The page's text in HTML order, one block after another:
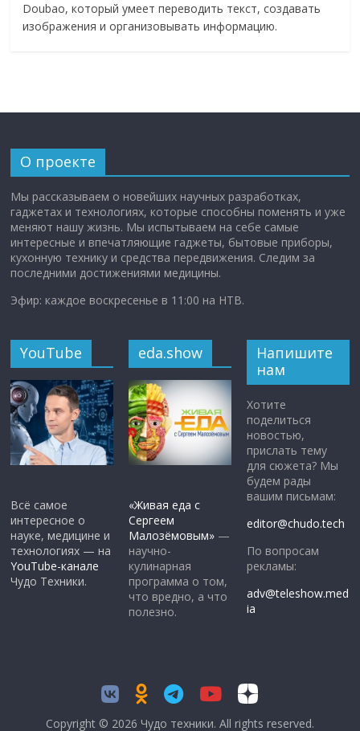
Doubao, который умеет переводить текст, создавать
изображения и организовывать информацию.
О проекте
Мы рассказываем о новейших научных разработках,
гаджетах и технологиях, которые способны поменять и уже
меняют нашу жизнь. Мы испытываем на себе самые
интересные и впечатляющие гаджеты, бытовые приборы,
кухонную технику и средства передвижения. Следим за
последними достижениями медицины.
Эфир: каждое воскресенье в 11:00 на НТВ.
YouTube
Всё самое
интересное о
науке, медицине и
технологиях — на
YouTube-канале
Чудо Техники.
eda.show
«Живая еда с
Сергеем
Малозёмовым» —
научно-
кулинарная
программа о том,
что вредно, а что
полезно.
Напишите
нам
Хотите
поделиться
новостью,
прислать тему
для сюжета? Мы
будем рады
вашим письмам:
editor@chudo.tech
По вопросам
рекламы:
adv@teleshow.med
ia
Copyright © 2026 Чудо техники. All rights reserved.